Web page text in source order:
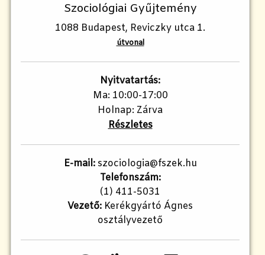
Szociológiai Gyűjtemény
1088 Budapest, Reviczky utca 1.
útvonal
Nyitvatartás:
Ma: 10:00-17:00
Holnap: Zárva
Részletes
E-mail:szociologia@fszek.hu
Telefonszám:
(1) 411-5031
Vezető: Kerékgyártó Ágnes
osztályvezető